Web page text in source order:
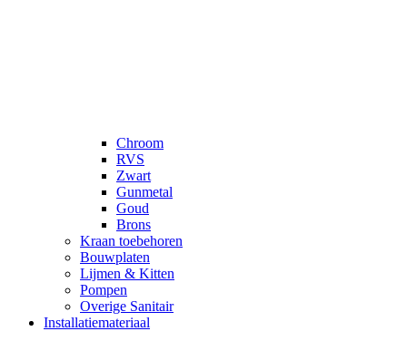
Chroom
RVS
Zwart
Gunmetal
Goud
Brons
Kraan toebehoren
Bouwplaten
Lijmen & Kitten
Pompen
Overige Sanitair
Installatiemateriaal